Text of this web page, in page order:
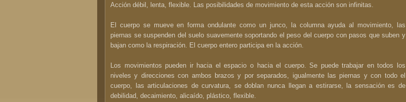
Acción débil, lenta, flexible. Las posibilidades de movimiento de esta acción son infinitas.
El cuerpo se mueve en forma ondulante como un junco, la columna ayuda al movimiento, las
piernas se suspenden del suelo suavemente soportando el peso del cuerpo con pasos que suben y
bajan como la respiración. El cuerpo entero participa en la acción.
Los movimientos pueden ir hacia el espacio o hacia el cuerpo. Se puede trabajar en todos los
niveles y direcciones con ambos brazos y por separados, igualmente las piernas y con todo el
cuerpo, las articulaciones de curvatura, se doblan nunca llegan a estirarse, la sensación es de
debilidad, decaimiento, alicaído, plástico, flexible.